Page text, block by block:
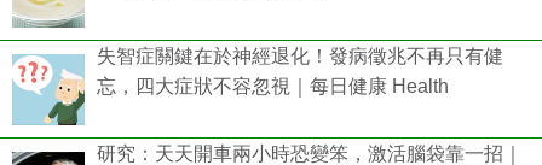
失智症關鍵在於神經退化！發病徵兆不再只有健
忘，四大症狀不容忽視｜每日健康 Health
研究：天天開車兩小時恐變笨，激活腦袋靠一招｜